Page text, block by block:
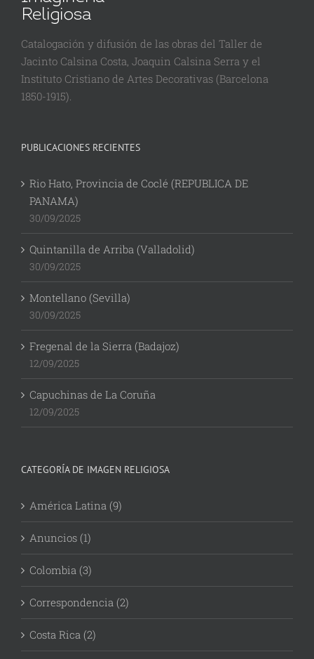
Catalogación y difusión de las obras del Taller de
Jacinto Calsina Costa, Joaquin Calsina Serra y el
Instituto Cristiano de Artes Decorativas (Barcelona
1850-1915).
PUBLICACIONES RECIENTES
Rio Hato, Provincia de Coclé (REPUBLICA DE
PANAMA)
30/09/2025
Quintanilla de Arriba (Valladolid)
30/09/2025
Montellano (Sevilla)
30/09/2025
Fregenal de la Sierra (Badajoz)
12/09/2025
Capuchinas de La Coruña
12/09/2025
CATEGORÍA DE IMAGEN RELIGIOSA
América Latina (9)
Anuncios (1)
Colombia (3)
Correspondencia (2)
Costa Rica (2)